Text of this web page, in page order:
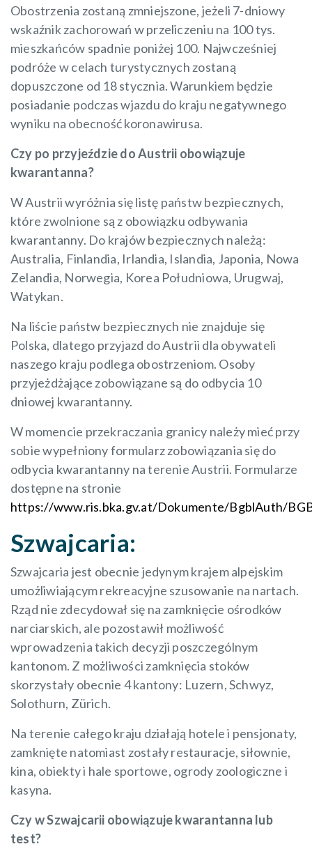
Obostrzenia zostaną zmniejszone, jeżeli 7-dniowy
wskaźnik zachorowań w przeliczeniu na 100 tys.
mieszkańców spadnie poniżej 100. Najwcześniej
podróże w celach turystycznych zostaną
dopuszczone od 18 stycznia. Warunkiem będzie
posiadanie podczas wjazdu do kraju negatywnego
wyniku na obecność koronawirusa.
Czy po przyjeździe do Austrii obowiązuje
kwarantanna?
W Austrii wyróżnia się listę państw bezpiecznych,
które zwolnione są z obowiązku odbywania
kwarantanny. Do krajów bezpiecznych należą:
Australia, Finlandia, Irlandia, Islandia, Japonia, Nowa
Zelandia, Norwegia, Korea Południowa, Urugwaj,
Watykan.
Na liście państw bezpiecznych nie znajduje się
Polska, dlatego przyjazd do Austrii dla obywateli
naszego kraju podlega obostrzeniom. Osoby
przyjeżdżające zobowiązane są do odbycia 10
dniowej kwarantanny.
W momencie przekraczania granicy należy mieć przy
sobie wypełniony formularz zobowiązania się do
odbycia kwarantanny na terenie Austrii. Formularze
dostępne na stronie
https://www.ris.bka.gv.at/Dokumente/BgblAuth/
Szwajcaria:
Szwajcaria jest obecnie jedynym krajem alpejskim
umożliwiającym rekreacyjne szusowanie na nartach.
Rząd nie zdecydował się na zamknięcie ośrodków
narciarskich, ale pozostawił możliwość
wprowadzenia takich decyzji poszczególnym
kantonom. Z możliwości zamknięcia stoków
skorzystały obecnie 4 kantony: Luzern, Schwyz,
Solothurn, Zürich.
Na terenie całego kraju działają hotele i pensjonaty,
zamknięte natomiast zostały restauracje, siłownie,
kina, obiekty i hale sportowe, ogrody zoologiczne i
kasyna.
Czy w Szwajcarii obowiązuje kwarantanna lub
test?